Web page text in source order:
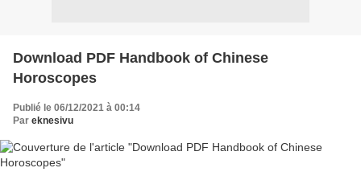
Download PDF Handbook of Chinese
Horoscopes
Publié le 06/12/2021 à 00:14
Par eknesivu